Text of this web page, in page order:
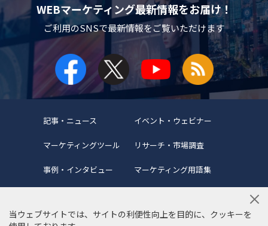
WEBマーケティング最新情報をお届け！
ご利用のSNSで最新情報をご覧いただけます
記事・ニュース イベント・ウェビナー
マーケティングツール リサーチ・市場調査
事例・インタビュー マーケティング用語集
当ウェブサイトでは、サイトの利便性向上を目的に、クッキーを